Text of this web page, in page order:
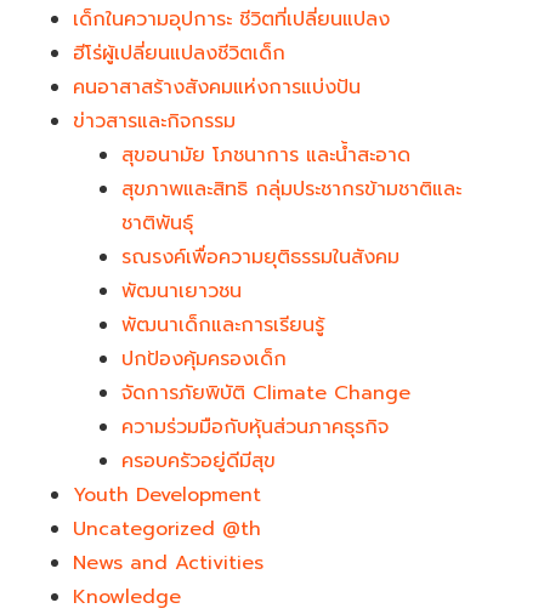
เด็กในความอุปการะ ชีวิตที่เปลี่ยนแปลง
ฮีโร่ผู้เปลี่ยนแปลงชีวิตเด็ก
คนอาสาสร้างสังคมแห่งการแบ่งปัน
ข่าวสารและกิจกรรม
สุขอนามัย โภชนาการ และน้ำสะอาด
สุขภาพและสิทธิ กลุ่มประชากรข้ามชาติและ
ชาติพันธุ์
รณรงค์เพื่อความยุติธรรมในสังคม
พัฒนาเยาวชน
พัฒนาเด็กและการเรียนรู้
ปกป้องคุ้มครองเด็ก
จัดการภัยพิบัติ Climate Change
ความร่วมมือกับหุ้นส่วนภาคธุรกิจ
ครอบครัวอยู่ดีมีสุข
Youth Development​
Uncategorized @th
News and Activities
Knowledge